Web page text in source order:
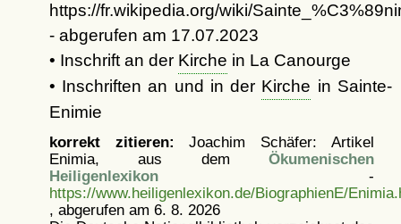
https://fr.wikipedia.org/wiki/
- abgerufen am 17.07.2023
• Inschrift an der Kirche in La Canourge
• Inschriften an und in der Kirche in Sainte-
Enimie
korrekt zitieren: Joachim Schäfer: Artikel
Enimia, aus dem Ökumenischen
Heiligenlexikon-
https://www.heiligenlexikon.de/BiographienE/
, abgerufen am 6. 8. 2026